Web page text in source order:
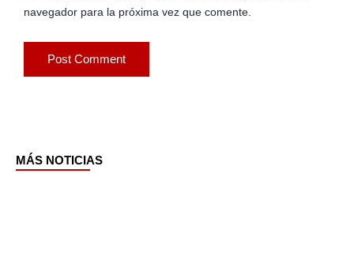
navegador para la próxima vez que comente.
MÁS NOTICIAS